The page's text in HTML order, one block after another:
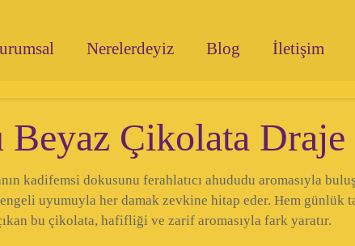
Nerelerdeyiz Blog İletişim
Çikolata Draje
kadifemsi dokusunu ferahlatıcı ahududu aromasıyla
uyumuyla her damak zevkine hitap eder. Hem günlük
bu çikolata, hafifliği ve zarif aromasıyla fark yaratır.